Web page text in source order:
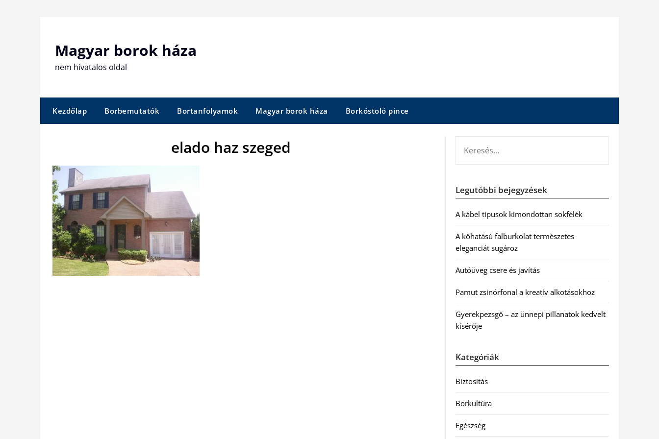
Magyar borok háza
nem hivatalos oldal
Kezdőlap Borbemutatók Bortanfolyamok Magyar borok háza Borkóstoló pince
elado haz szeged
Legutóbbi bejegyzések
A kábel típusok kimondottan sokfélék
A kőhatású falburkolat természetes
eleganciát sugároz
Autóüveg csere és javítás
Pamut zsinórfonal a kreatív alkotásokhoz
Gyerekpezsgő – az ünnepi pillanatok kedvelt
kísérője
Kategóriák
Biztosítás
Borkultúra
Egészség